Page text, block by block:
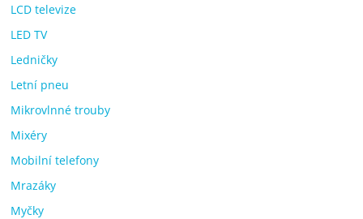
LCD televize
LED TV
Ledničky
Letní pneu
Mikrovlnné trouby
Mixéry
Mobilní telefony
Mrazáky
Myčky